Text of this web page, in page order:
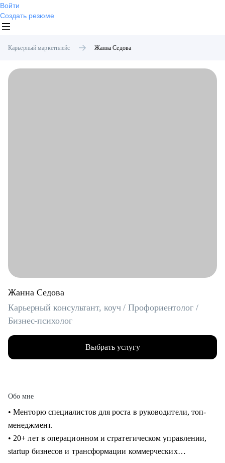
Войти
Создать резюме
Карьерный маркетплейс Жанна Седова
Жанна Седова
Карьерный консультант, коуч / Профориентолог /
Бизнес-психолог
Выбрать услугу
Обо мне
• Менторю специалистов для роста в руководители, топ-
менеджмент.
• 20+ лет в операционном и стратегическом управлении,
startup бизнесов и трансформации коммерческих